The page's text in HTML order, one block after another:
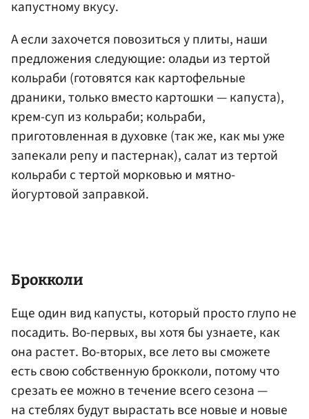
капустному вкусу.
А если захочется повозиться у плиты, наши
предложения следующие: оладьи из тертой
кольраби (готовятся как картофельные
драники, только вместо картошки — капуста),
крем-суп из кольраби; кольраби,
приготовленная в духовке (так же, как мы уже
запекали репу и пастернак), салат из тертой
кольраби с тертой морковью и мятно-
йогуртовой заправкой.
Брокколи
Еще один вид капусты, который просто глупо не
посадить. Во-первых, вы хотя бы узнаете, как
она растет. Во-вторых, все лето вы сможете
есть свою собственную брокколи, потому что
срезать ее можно в течение всего сезона —
на стеблях будут вырастать все новые и новые